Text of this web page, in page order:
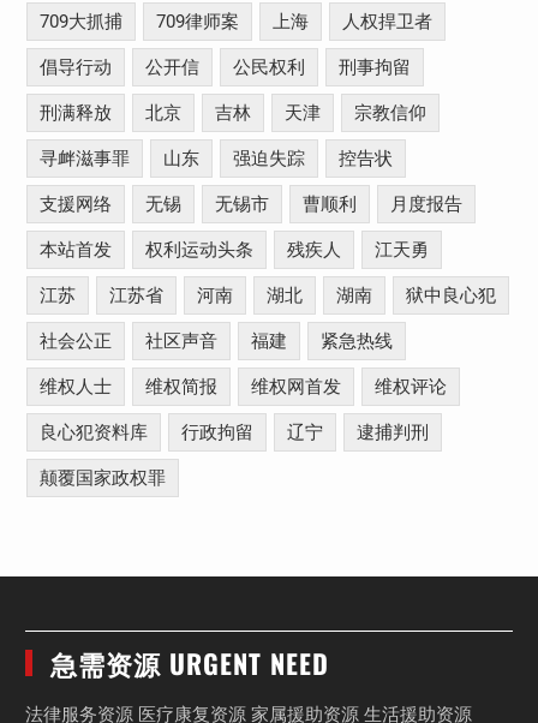
709大抓捕 709律师案 上海 人权捍卫者
倡导行动 公开信 公民权利 刑事拘留
刑满释放 北京 吉林 天津 宗教信仰
寻衅滋事罪 山东 强迫失踪 控告状
支援网络 无锡 无锡市 曹顺利 月度报告
本站首发 权利运动头条 残疾人 江天勇
江苏 江苏省 河南 湖北 湖南 狱中良心犯
社会公正 社区声音 福建 紧急热线
维权人士 维权简报 维权网首发 维权评论
良心犯资料库 行政拘留 辽宁 逮捕判刑
颠覆国家政权罪
急需资源 URGENT NEED
法律服务资源 医疗康复资源 家属援助资源 生活援助资源